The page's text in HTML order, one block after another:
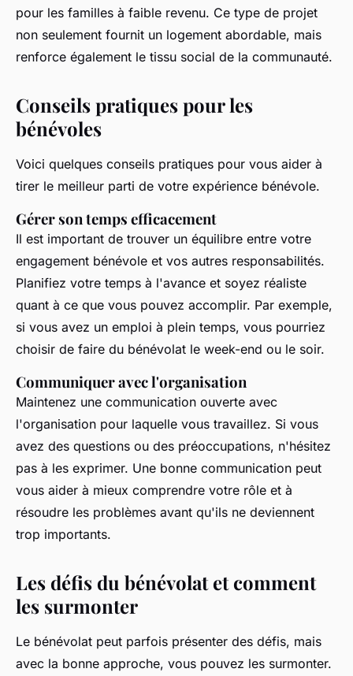
pour les familles à faible revenu. Ce type de projet
non seulement fournit un logement abordable, mais
renforce également le tissu social de la communauté.
Conseils pratiques pour les
bénévoles
Voici quelques conseils pratiques pour vous aider à
tirer le meilleur parti de votre expérience bénévole.
Gérer son temps efficacement
Il est important de trouver un équilibre entre votre
engagement bénévole et vos autres responsabilités.
Planifiez votre temps à l'avance et soyez réaliste
quant à ce que vous pouvez accomplir. Par exemple,
si vous avez un emploi à plein temps, vous pourriez
choisir de faire du bénévolat le week-end ou le soir.
Communiquer avec l'organisation
Maintenez une communication ouverte avec
l'organisation pour laquelle vous travaillez. Si vous
avez des questions ou des préoccupations, n'hésitez
pas à les exprimer. Une bonne communication peut
vous aider à mieux comprendre votre rôle et à
résoudre les problèmes avant qu'ils ne deviennent
trop importants.
Les défis du bénévolat et comment
les surmonter
Le bénévolat peut parfois présenter des défis, mais
avec la bonne approche, vous pouvez les surmonter.